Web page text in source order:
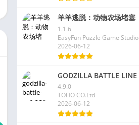
羊羊逃脱：动物农场堵塞
1.1.6
EasyFun Puzzle Game Studio
2026-06-12
GODZILLA BATTLE LINE
4.9.0
TOHO CO.Ltd
2026-06-12